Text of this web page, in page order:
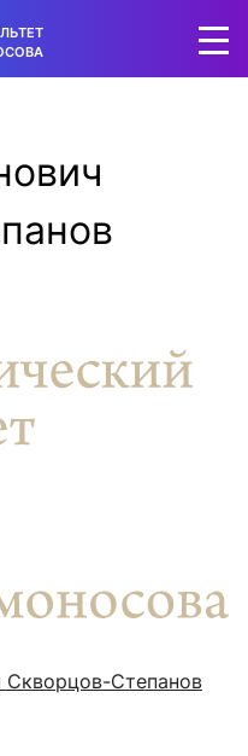
Скворцов-Степанов